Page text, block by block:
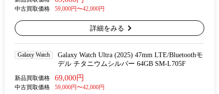
中古買取価格 59,000円〜42,000円
詳細をみる
Galaxy Watch
Galaxy Watch Ultra (2025) 47mm LTE/Bluetoothモ
デル チタニウムシルバー 64GB SM-L705F
新品買取価格 69,000円
中古買取価格 59,000円〜42,000円